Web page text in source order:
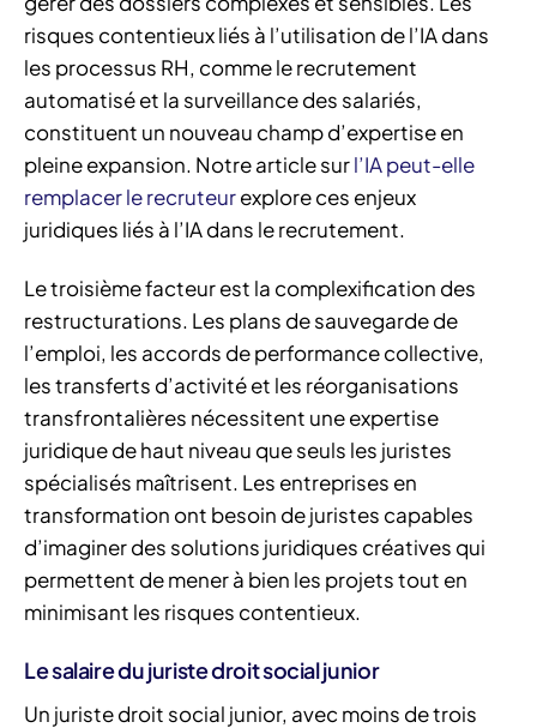
risques contentieux liés à l’utilisation de l’IA dans
les processus RH, comme le recrutement
automatisé et la surveillance des salariés,
constituent un nouveau champ d’expertise en
pleine expansion. Notre article surl’IA peut-elle
remplacer le recruteurexplore ces enjeux
juridiques liés à l’IA dans le recrutement.
Le troisième facteur est la complexification des
restructurations. Les plans de sauvegarde de
l’emploi, les accords de performance collective,
les transferts d’activité et les réorganisations
transfrontalières nécessitent une expertise
juridique de haut niveau que seuls les juristes
spécialisés maîtrisent. Les entreprises en
transformation ont besoin de juristes capables
d’imaginer des solutions juridiques créatives qui
permettent de mener à bien les projets tout en
minimisant les risques contentieux.
Le salaire du juriste droit social junior
Un juriste droit social junior, avec moins de trois